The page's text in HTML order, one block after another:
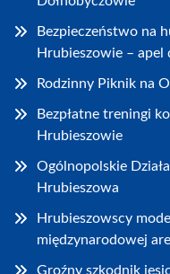
Bezpieczeństwo na
Hrubieszowie –
Rodzinny Piknik na
Bezpłatne treningi
Hrubieszowie
Ogólnopolskie
Hrubieszowa
Hrubieszowscy
międzynarodowej
Groźny szkodnik